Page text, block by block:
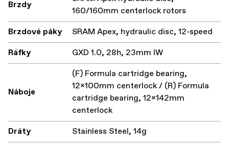
Brzdy
160/160mm centerlock rotors
Brzdové páky
SRAM Apex, hydraulic disc, 12-speed
Ráfky
GXD 1.0, 28h, 23mm IW
Náboje
(F) Formula cartridge bearing,
12x100mm centerlock / (R) Formula
cartridge bearing, 12x142mm
centerlock
Dráty
Stainless Steel, 14g